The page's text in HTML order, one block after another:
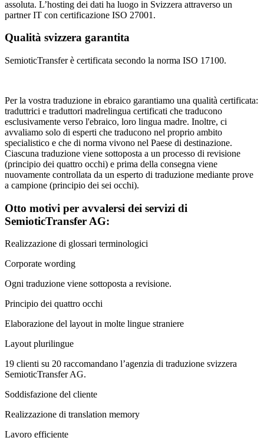
assoluta. L’hosting dei dati ha luogo in Svizzera attraverso un
partner IT con certificazione ISO 27001.
Qualità svizzera garantita
SemioticTransfer è certificata secondo la norma ISO 17100.
Per la vostra traduzione in ebraico garantiamo una qualità certificata:
traduttrici e traduttori madrelingua certificati che traducono
esclusivamente verso l'ebraico, loro lingua madre. Inoltre, ci
avvaliamo solo di esperti che traducono nel proprio ambito
specialistico e che di norma vivono nel Paese di destinazione.
Ciascuna traduzione viene sottoposta a un processo di revisione
(principio dei quattro occhi) e prima della consegna viene
nuovamente controllata da un esperto di traduzione mediante prove
a campione (principio dei sei occhi).
Otto motivi per avvalersi dei servizi di
SemioticTransfer AG:
Realizzazione di glossari terminologici
Corporate wording
Ogni traduzione viene sottoposta a revisione.
Principio dei quattro occhi
Elaborazione del layout in molte lingue straniere
Layout plurilingue
19 clienti su 20 raccomandano l’agenzia di traduzione svizzera
SemioticTransfer AG.
Soddisfazione del cliente
Realizzazione di translation memory
Lavoro efficiente